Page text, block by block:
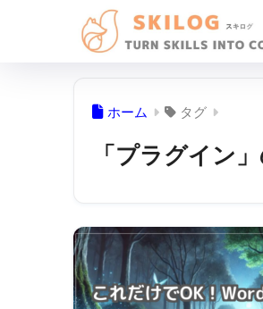
ホーム タグ
「プラグイン